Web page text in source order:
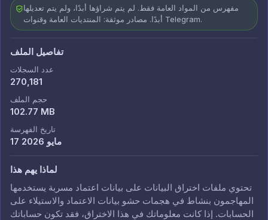
مفهرس من المواد العامة فقط. لم يتم شراؤها أبدًا، ولم يتم تعديلها
أبدًا. مصادر موثقة: المنتديات العامة وقنوات Telegram.
تفاصيل الملف
عدد السجلات
270,181
حجم الملف
102.77 MB
تاريخ الفهرسة
17 مايو 2026
لماذا يهم هذا
تحتوي ملفات اختراق البيانات على بيانات اعتماد مسربة يستخدمها
المهاجمون بنشاط في هجمات حشو بيانات الاعتماد والاستيلاء على
الحسابات. إذا كانت معلوماتك في هذا الاختراق، فقد تكون حساباتك